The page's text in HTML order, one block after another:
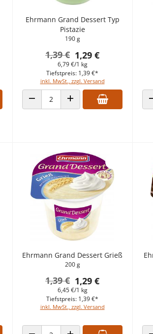
Ehrmann Grand Dessert Typ
Pistazie
190 g
1,29 €
1,39 €
6,79 €/1 kg
inkl. MwSt., zzgl. Versand
Tiefstpreis: 1,39 €*
ANZAHL VERRINGERNANZAHL ERHÖHEN
Ehrmann Grand Dessert Grieß
200 g
1,29 €
1,39 €
6,45 €/1 kg
inkl. MwSt., zzgl. Versand
Tiefstpreis: 1,39 €*